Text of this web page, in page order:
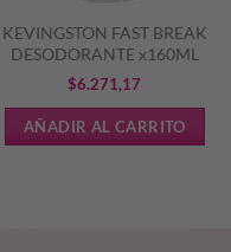
KEVINGSTON FAST BREAK
DESODORANTE x160ML
$6.271,17
AÑADIR AL CARRITO